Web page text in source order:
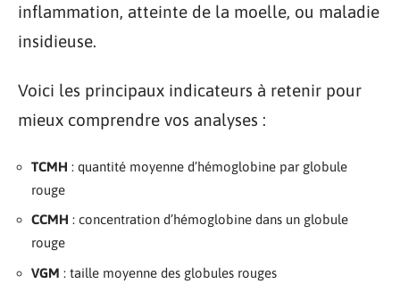
inflammation, atteinte de la moelle, ou maladie
insidieuse.
Voici les principaux indicateurs à retenir pour
mieux comprendre vos analyses :
TCMH : quantité moyenne d’hémoglobine par globule
rouge
CCMH : concentration d’hémoglobine dans un globule
rouge
VGM : taille moyenne des globules rouges